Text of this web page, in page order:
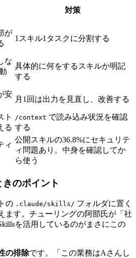
対策
が
1スキル1タスクに分割する
な
具体的に何をするスキルか明記
する
安
月1回は出力を見直し、改善する
ト
る
/context で読み込み状況を確認
する
ィ
公開スキルの36.8%にセキュリテ
ィ問題あり。中身を確認してか
ら使う
のポイント
の .claude/skills/ フォルダに置く
ます。チューリングの阿部氏が「社
を活用しているのがまさにこの
の排除です。「この業務はAさんし